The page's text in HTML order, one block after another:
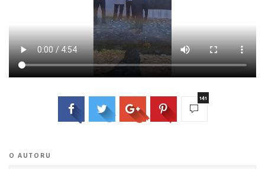
141
O AUTORU